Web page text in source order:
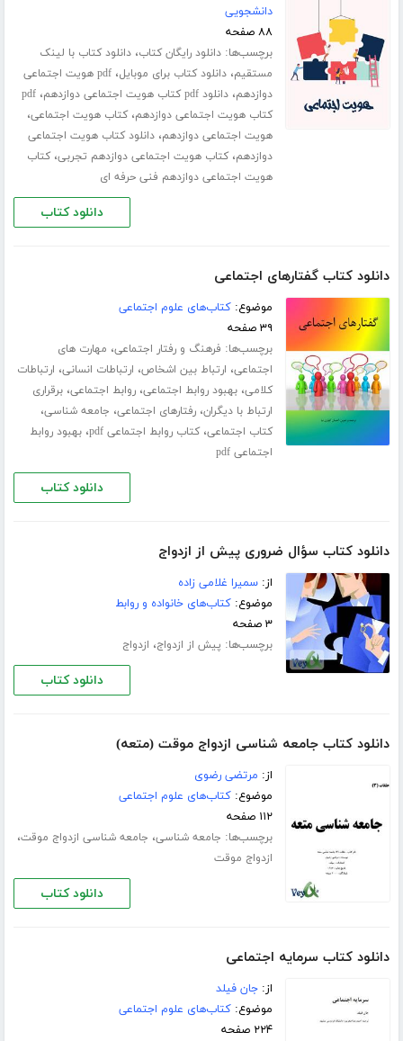
دانشجویی
۸۸ صفحه
برچسب‌ها:دانلود رایگان کتاب،دانلود کتاب با لینک
مستقیم،دانلود کتاب برای موبایل،
pdf هویت اجتماعی
دوازدهم،دانلود pdf کتاب هویت اجتماعی دوازدهم ،pdf
کتاب هویت اجتماعی دوازدهم،کتاب هویت اجتماعی،
هویت اجتماعی دوازدهم،دانلود کتاب هویت اجتماعی
دوازدهم،کتاب هویت اجتماعی دوازدهم تجربی،کتاب
هویت اجتماعی دوازدهم فنی حرفه ای
دانلود کتاب
دانلود کتاب گفتارهای اجتماعی
موضوع:کتاب‌های علوم اجتماعی
۳۹ صفحه
برچسب‌ها: فرهنگ و رفتار اجتماعی، مهارت های
اجتماعی، ارتباط بین اشخاص، ارتباطات انسانی، ارتباطات
کلامی،بهبود روابط اجتماعی،روابط اجتماعی،برقراری
ارتباط با دیگران،رفتارهای اجتماعی، جامعه شناسی،
کتاب اجتماعی،کتاب روابط اجتماعی pdf ،بهبود روابط
اجتماعی pdf
دانلود کتاب
دانلود کتاب سؤال ضروری پیش از ازدواج
از:سمیرا غلامی زاده
موضوع:کتاب‌های خانواده و روابط
۳ صفحه
برچسب‌ها: پیش از ازدواج، ازدواج
دانلود کتاب
دانلود کتاب جامعه شناسی ازدواج موقت (متعه)
از: مرتضی رضوی
موضوع:کتاب‌های علوم اجتماعی
۱۱۲ صفحه
برچسب‌ها: جامعه شناسی، جامعه شناسی ازدواج موقت،
ازدواج موقت
دانلود کتاب
دانلود کتاب سرمایه اجتماعی
از:جان فیلد
موضوع:کتاب‌های علوم اجتماعی
۲۲۴ صفحه